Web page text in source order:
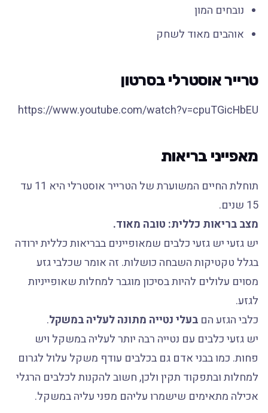
נובחים המון
אוהבים מאוד לשחק
טרייר אוסטרלי בסרטון
https://www.youtube.com/watch?v=cpuTGicHbEU
מאפייני בריאות
תוחלת החיים המשוערת של הטרייר אוסטרלי היא 11 עד
15 שנים.
מצב בריאות כללית: טובה מאוד.
יש גזעי יש גזעי כלבים שמאופיינים בבריאות כללית ירודה
בגלל טקטיקות השבחה כושלות. זה אומר שכלבי גזע
מסוים עלולים להיות בסיכון מוגבר למחלות שאופייניות
לגזע.
כלבי הגזע הם בעלי נטייה מתונה לעליה במשקל.
יש גזעי כלבים עם נטייה רבה יותר לעליה במשקל ויש
פחות. כמו בבני אדם גם בכלבים עודף משקל עלול לגרום
למחלות ובתפקוד תקין ולכן, חשוב להקנות לכלבים הרגלי
אכילה מתאימים שישמרו עליהם מפני עליה במשקל.